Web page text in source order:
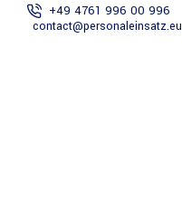
+49 4761 996 00 996
contact@personaleinsatz.eu